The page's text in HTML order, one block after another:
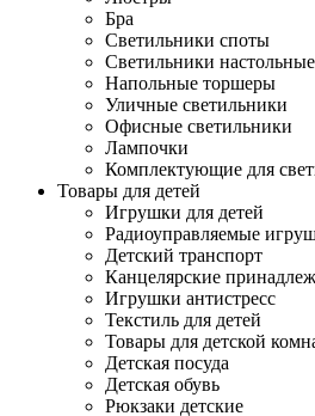
Бра
Светильники споты
Светильники настольные
Напольные торшеры
Уличные светильники
Офисные светильники
Лампочки
Комплектующие для
Товары для детей
Игрушки для детей
Радиоуправляемые
Детский транспорт
Канцелярские
Игрушки антистресс
Текстиль для детей
Товары для детской
Детская посуда
Детская обувь
Рюкзаки детские